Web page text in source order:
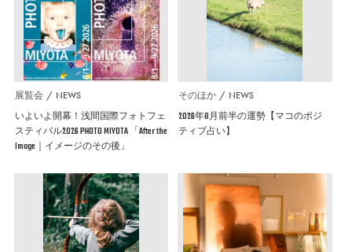
展覧会 NEWS
いよいよ開幕！浅間国際フォトフェ
スティバル2026 PHOTO MIYOTA 「After the
Image｜イメージのその後」
そのほか NEWS
2026年8月前半の運勢【マコのポジ
ティブ占い】